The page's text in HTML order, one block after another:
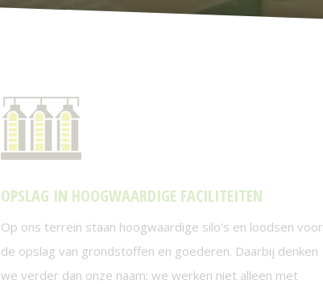
OPSLAG IN HOOGWAARDIGE FACILITEITEN
Op ons terrein staan hoogwaardige silo’s en loodsen voor
de opslag van grondstoffen en goederen. Daarbij denken
we verder dan onze naam: we werken niet alleen met